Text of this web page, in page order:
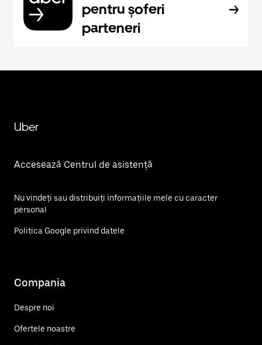
pentru șoferi
parteneri
Uber
Accesează Centrul de asistență
Nu vindeți sau distribuiți informațiile mele cu caracter
personal
Politica Google privind datele
Compania
Despre noi
Ofertele noastre